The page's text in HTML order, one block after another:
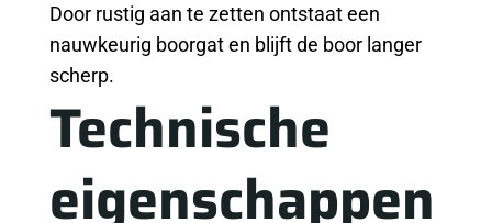
Door rustig aan te zetten ontstaat een
nauwkeurig boorgat en blijft de boor langer
scherp.
Technische
eigenschappen